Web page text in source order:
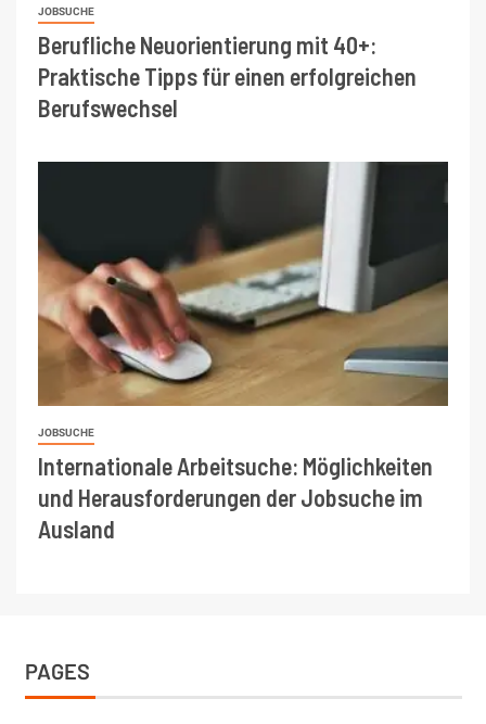
JOBSUCHE
Berufliche Neuorientierung mit 40+:
Praktische Tipps für einen erfolgreichen
Berufswechsel
JOBSUCHE
Internationale Arbeitsuche: Möglichkeiten
und Herausforderungen der Jobsuche im
Ausland
PAGES